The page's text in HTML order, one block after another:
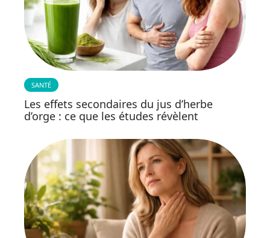
SANTÉ
Les effets secondaires du jus d’herbe
d’orge : ce que les études révèlent